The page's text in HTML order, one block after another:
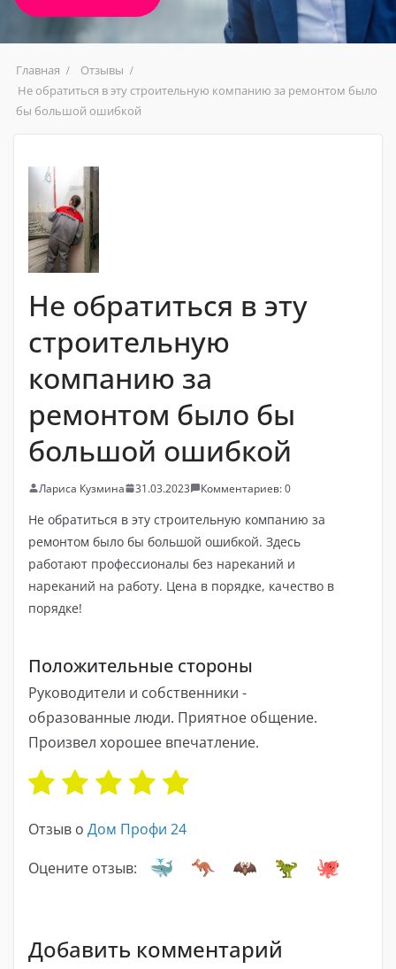
Главная
Отзывы
Не обратиться в эту строительную компанию за ремонтом было
бы большой ошибкой
Не обратиться в эту
строительную
компанию за
ремонтом было бы
большой ошибкой
Лариса Кузмина 31.03.2023 Комментариев: 0
Не обратиться в эту строительную компанию за
ремонтом было бы большой ошибкой. Здесь
работают профессионалы без нареканий и
нареканий на работу. Цена в порядке, качество в
порядке!
Положительные стороны
Руководители и собственники -
образованные люди. Приятное общение.
Произвел хорошее впечатление.
Отзыв о Дом Профи 24
Оцените отзыв:
Добавить комментарий